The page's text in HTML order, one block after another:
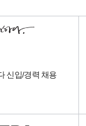
신입/경력 채용